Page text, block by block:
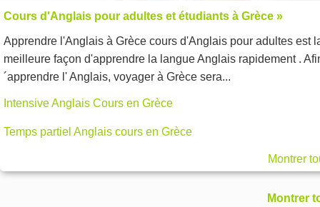
Cours d'Anglais pour adultes et étudiants à Grèce »
Apprendre l'Anglais à Grèce cours d'Anglais pour adultes est
meilleure façon d'apprendre la langue Anglais rapidement .
´apprendre l' Anglais, voyager à Grèce sera...
Intensive Anglais Cours en Grèce
Temps partiel Anglais cours en Grèce
Montrer
Montrer